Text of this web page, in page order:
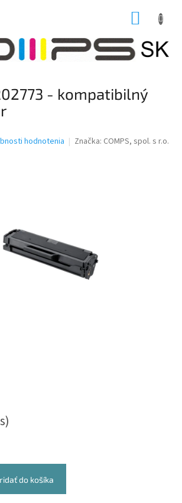
- kompatibilný
hodnotenia Značka: COMPS, spol. s r.o.
do košíka